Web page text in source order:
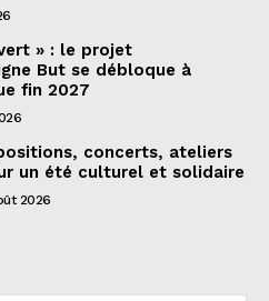
» : le projet
But se débloque à
fin 2027
concerts, ateliers
un été culturel et solidaire
2026